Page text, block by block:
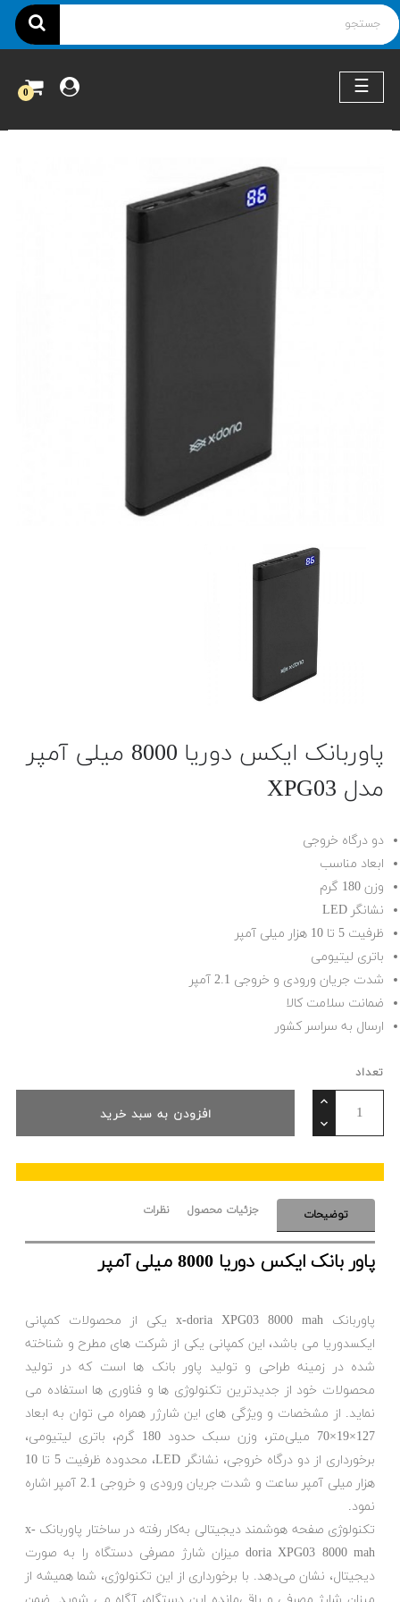
ناوبری
☰
0
پاوربانک ایکس دوریا 8000 میلی آمپر
مدل XPG03
دو درگاه خروجی
ابعاد مناسب
وزن 180 گرم
نشانگر LED
ظرفیت 5 تا 10 هزار میلی آمپر
باتری لیتیومی
شدت جریان ورودی و خروجی 2.1 آمپر
ضمانت سلامت کالا
ارسال به سراسر کشور
تعداد
افزودن به سبد خرید
توضیحات جزئیات محصول نظرات
پاور بانک ایکس دوریا 8000 میلی آمپر
پاوربانک x-doria XPG03 8000 mah یکی از محصولات کمپانی
ایکسدوریا می باشد، این کمپانی یکی از شرکت های مطرح و شناخته
شده در زمینه طراحی و تولید پاور بانک ها است که در تولید
محصولات خود از جدیدترین تکنولوژی ها و فناوری ها استفاده می
نماید. از مشخصات و ویژگی های این شارژر همراه می توان به ابعاد
127×19×70 میلی‌متر، وزن سبک حدود 180 گرم، باتری لیتیومی،
برخورداری از دو درگاه خروجی، نشانگر LED، محدوده ظرفیت 5 تا 10
هزار میلی‌ آمپر‌ ساعت و شدت جریان ورودی و خروجی 2.1 آمپر اشاره
نمود.
تکنولوژی صفحه‌ هوشمند دیجیتالی به‌کار رفته در ساختار پاوربانک x-
doria XPG03 8000 mah میزان شارژ مصرفی دستگاه را به ‌صورت
دیجیتال، نشان می‌دهد. با برخورداری از این تکنولوژی، شما همیشه از